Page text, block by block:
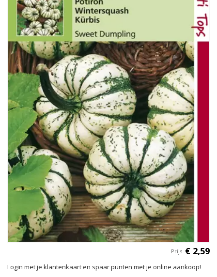
Prijs € 2,59
Login met je klantenkaart en spaar punten met je online aankoop!